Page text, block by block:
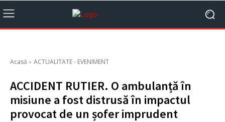
Acasă ACTUALITATE - EVENIMENT
ACCIDENT RUTIER. O ambulanță în
misiune a fost distrusă în impactul
provocat de un șofer imprudent